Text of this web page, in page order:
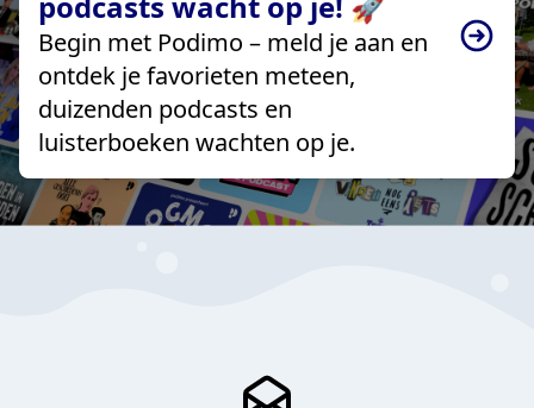
Begin met Podimo – meld je aan en
ontdek je favorieten meteen,
duizenden podcasts en
luisterboeken wachten op je.